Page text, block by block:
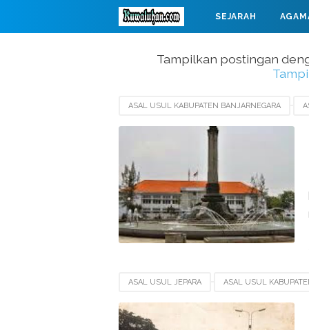
SEJARAH
Tampilkan postingan
ASAL USUL KABUPATEN BANJARNEGARA
ASAL USUL KABUPATEN GROBOGAN ASAL
ASAL USUL JEPARA ASAL USUL
ASAL USUL PURBALINGGA HARI JADI
TERBENTUKNYA KABUPATEN PURBALINGGA